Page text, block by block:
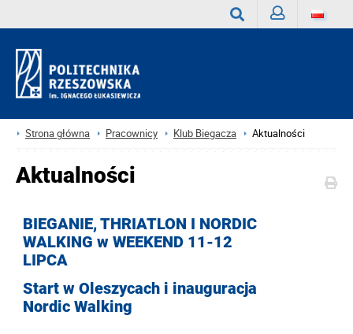
Strona główna Pracownicy Klub Biegacza Aktualności
Aktualności
BIEGANIE, THRIATLON I NORDIC
WALKING w WEEKEND 11-12
LIPCA
Start w Oleszycach i inauguracja
Nordic Walking